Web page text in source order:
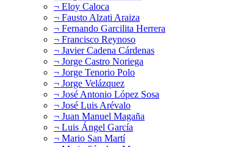
¬ Eloy Caloca
¬ Fausto Alzati Araiza
¬ Fernando Garcilita Herrera
¬ Francisco Reynoso
¬ Javier Cadena Cárdenas
¬ Jorge Castro Noriega
¬ Jorge Tenorio Polo
¬ Jorge Velázquez
¬ José Antonio López Sosa
¬ José Luis Arévalo
¬ Juan Manuel Magaña
¬ Luis Ángel García
¬ Mario San Martí